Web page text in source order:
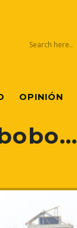
OPINIÓN